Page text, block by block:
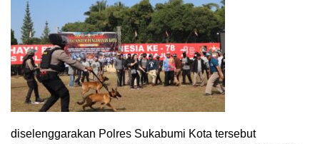
diselenggarakan Polres Sukabumi Kota tersebut